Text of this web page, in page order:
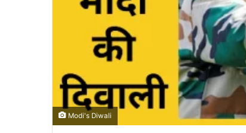
Modi's Diwali